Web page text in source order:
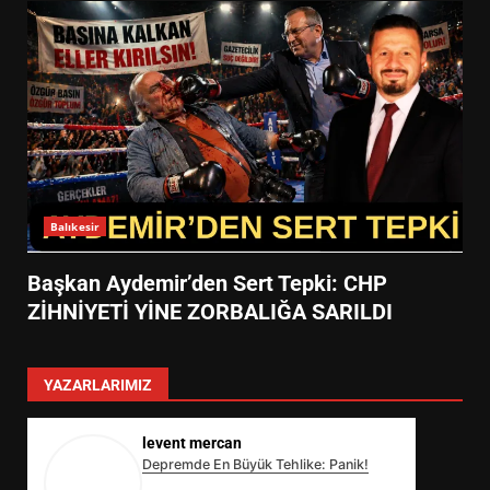
Balıkesir
Başkan Aydemir’den Sert Tepki: CHP
ZİHNİYETİ YİNE ZORBALIĞA SARILDI
YAZARLARIMIZ
levent mercan
Depremde En Büyük Tehlike: Panik!